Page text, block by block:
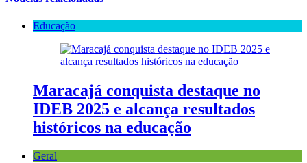
Educação
Maracajá conquista destaque no
IDEB 2025 e alcança resultados
históricos na educação
Geral